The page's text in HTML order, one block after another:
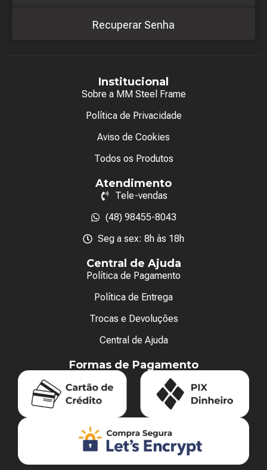
Recuperar Senha
Institucional
Sobre a MM Steel Frame
Política de Privacidade
Aviso de Cookies
Todos os Produtos
Atendimento
Tele-vendas
(48) 98455-8043
Seg a sex: 8h às 18h
Central de Ajuda
Política de Pagamento
Política de Entrega
Trocas e Devoluções
Central de Ajuda
Formas de Pagamento